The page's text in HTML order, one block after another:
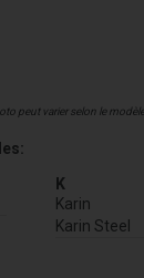
peut varier selon le modèle
K
Karin
Karin Steel